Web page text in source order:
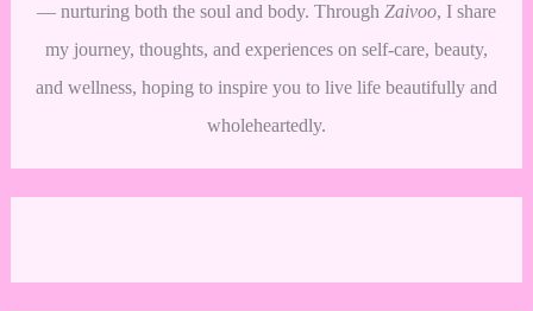
— nurturing both the soul and body. Through Zaivoo, I share
my journey, thoughts, and experiences on self-care, beauty,
and wellness, hoping to inspire you to live life beautifully and
wholeheartedly.